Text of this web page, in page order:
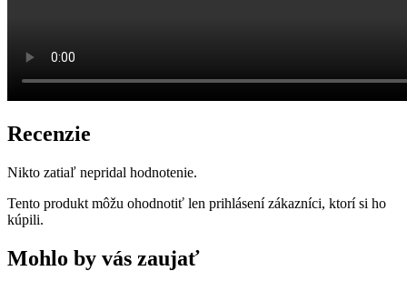
Recenzie
Nikto zatiaľ nepridal hodnotenie.
Tento produkt môžu ohodnotiť len prihlásení zákazníci, ktorí si ho
kúpili.
Mohlo by vás zaujať